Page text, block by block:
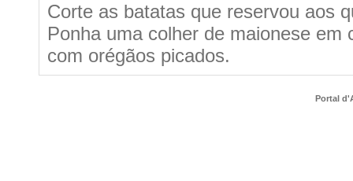
Corte as batatas que reservou aos
Ponha uma colher de maionese
com orégãos picados.
Portal